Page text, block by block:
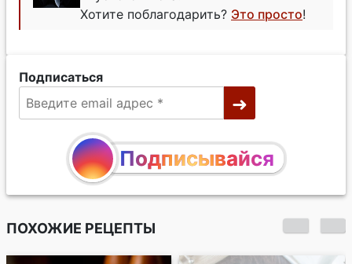
Хотите поблагодарить? Это просто!
Подписаться
Подписывайся
ПОХОЖИЕ РЕЦЕПТЫ